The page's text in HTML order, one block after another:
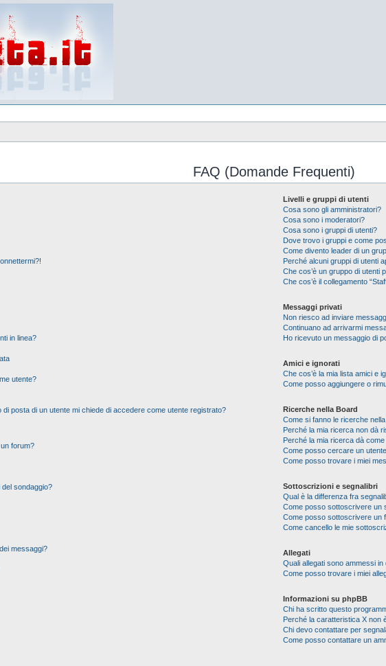
FAQ (Domande Frequenti)
in linea?
utente?
di posta di un utente mi chiede di accedere come utente registrato?
forum?
sondaggio?
messaggi?
Livelli e gruppi di utenti
Cosa sono gli amministratori?
Cosa sono i moderatori?
Cosa sono i gruppi di utenti?
Dove trovo i gruppi e come
Come divento leader di un
Perché alcuni gruppi di utenti
Che cos’è un gruppo di utenti
Che cos’è il collegamento
Messaggi privati
Non riesco ad inviare
Continuano ad arrivarmi
Ho ricevuto un messaggio di
Amici e ignorati
Che cos’è la mia lista amici e
Come posso aggiungere o
Ricerche nella Board
Come si fanno le ricerche
Perché la mia ricerca non dà
Perché la mia ricerca dà
Come posso cercare un
Come posso trovare i miei
Sottoscrizioni e segnalibri
Qual è la differenza fra
Come posso sottoscrivere un
Come posso sottoscrivere un
Come cancello le mie
Allegati
Quali allegati sono ammessi in
Come posso trovare i miei
Informazioni su phpBB
Chi ha scritto questo
Perché la caratteristica X non
Chi devo contattare per
Come posso contattare un